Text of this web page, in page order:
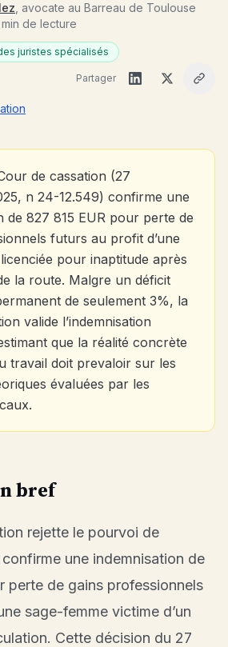
, avocate au Barreau de Toulouse
de lecture
juristes spécialisés
Partager
de cassation (27
n 24-12.549) confirme une
de 827 815 EUR pour perte de
futurs au profit d’une
pour inaptitude après
la route. Malgre un déficit
de seulement 3%, la
valide l’indemnisation
que la réalité concrète
travail doit prevaloir sur les
évaluées par les
bref
rejette le pourvoi de
confirme une indemnisation de
perte de gains professionnels
sage-femme victime d’un
Cette décision du 27